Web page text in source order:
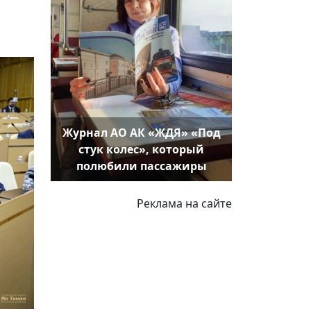
Журнал АО АК «ЖДЯ» «Под
стук колес», который
полюбили пассажиры
Реклама на сайте